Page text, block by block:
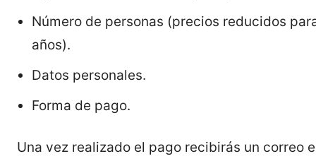
Número de personas (precios reducidos
años).
Datos personales.
Forma de pago.
Una vez realizado el pago recibirás un correo